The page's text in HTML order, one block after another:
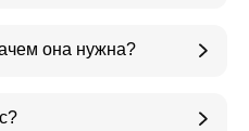
она нужна?